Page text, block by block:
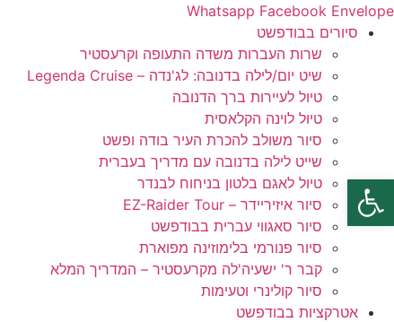
דלג
לתוכן
Whatsapp Facebook Envelope
סיורים בבודפשט
שרות העברות משדה התעופה וקרעסטיר
שיט יום/לילה בדנובה: לג'נדה – Legenda Cruise
טיול לעיירות ברך הדנובה
טיול לוינה הקלאסית
סיור משולב להכרת העיר בודה ופשט
שייט לילה בדנובה עם מדריך בעברית
טיול לאגם בלטון בניחוח לבנדר
סיור איזיריידר – EZ-Raider Tour
סיור סאגווי עברית בבודפשט
סיור פנורמי בלימוזינה מפוארת
קבר ר' ישעיה'לה מקרעסטיר – המדריך המלא
סיור קולינרי וטעימות
אטרקציות בבודפשט
פתח סרגל נגישות